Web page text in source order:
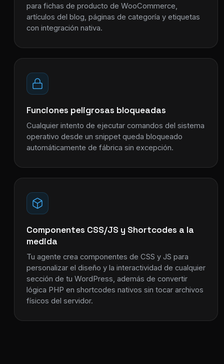
para fichas de producto de WooCommerce,
artículos del blog, páginas de categoría y etiquetas
con integración nativa.
Funciones peligrosas bloqueadas
Cualquier intento de ejecutar comandos del sistema
operativo desde un snippet queda bloqueado
automáticamente de fábrica sin excepción.
Componentes CSS/JS y Shortcodes a la
medida
Tu agente crea componentes de CSS y JS para
personalizar el diseño y la interactividad de cualquier
sección de tu WordPress, además de convertir
lógica PHP en shortcodes nativos sin tocar archivos
físicos del servidor.